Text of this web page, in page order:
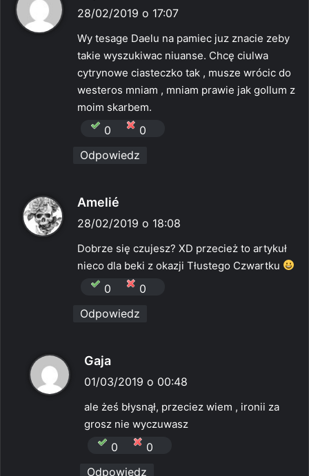
i
e
:
28/02/2019 o 17:07
Wy tesage Daelu na pamiec juz znacie zeby
takie wyszukiwac niuanse. Chcę ciulwa
cytrynowe ciasteczko tak , musze wrócic do
westeros mniam , mniam prawie jak gollum z
moim skarbem.
0
0
Odpowiedz
Amelié
i
z
28/02/2019 o 18:08
Dobrze się czujesz? XD przecież to artykuł
nieco dla beki z okazji Tłustego Czwartku
0
0
Odpowiedz
Gaja
i
:
01/03/2019 o 00:48
ale żeś błysnął, przeciez wiem , ironii za
grosz nie wyczuwasz
0
0
Odpowiedz